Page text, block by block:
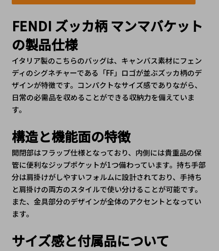
FENDI ズッカ柄 マンマバケット
の製品仕様
イタリア製のこちらのバッグは、キャンバス素材にフェン
ディのシグネチャーである「FF」ロゴが並ぶズッカ柄のデ
ザインが特徴です。コンパクトなサイズ感でありながら、
日常の必需品を収めることができる収納力を備えていま
す。
構造と機能面の特徴
開閉部はフラップ仕様となっており、内側には貴重品の保
管に便利なジップポケットが1つ備わっています。持ち手部
分は肩掛けがしやすいフォルムに設計されており、手持ち
と肩掛けの両方のスタイルで使い分けることが可能です。
また、金具部分のデザインが全体のアクセントとなってい
ます。
サイズ感と付属品について